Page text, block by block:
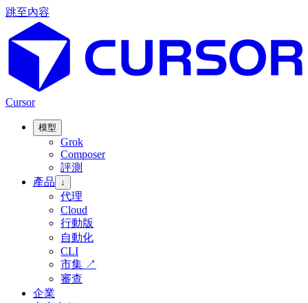
跳至內容
Cursor
模型
Grok
Composer
評測
產品
↓
代理
Cloud
行動版
自動化
CLI
市集 ↗
審查
企業